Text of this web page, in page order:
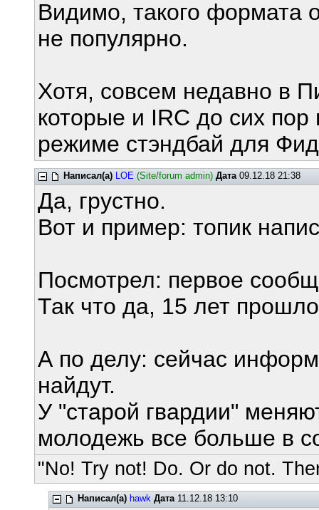
Видимо, такого формата
не популярно.
Хотя, совсем недавно в
которые и IRC до сих
режиме стэндбай для
Написал(а) LOE (Site/forum admin) Дата09.12.18 21:38
Да, грустно.
Вот и пример: топик
Посмотрел: первое
Так что да, 15 лет
А по делу: сейчас
найдут.
У "старой гвардии"
молодежь все больше в
"No! Try not! Do. Or do not.
Написал(а) hawk Дата11.12.18 13:10